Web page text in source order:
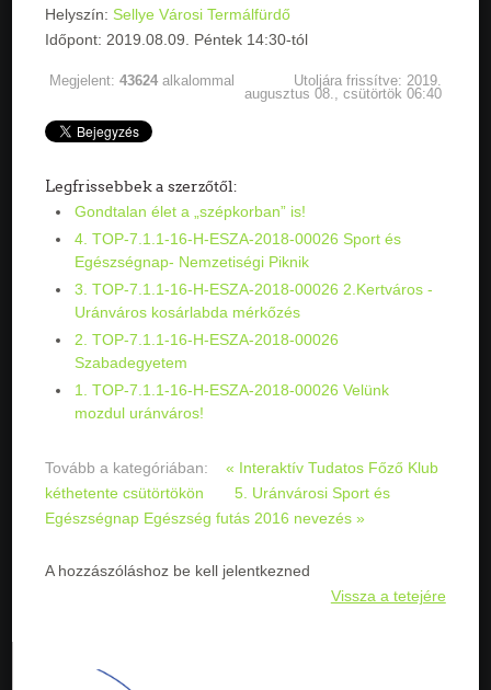
Helyszín: Sellye Városi Termálfürdő
Időpont: 2019.08.09. Péntek 14:30-tól
Megjelent:43624 alkalommal
Utoljára frissítve: 2019.
augusztus 08., csütörtök 06:40
Legfrissebbek a szerzőtől:
Gondtalan élet a „szépkorban” is!
4. TOP-7.1.1-16-H-ESZA-2018-00026 Sport és
Egészségnap- Nemzetiségi Piknik
3. TOP-7.1.1-16-H-ESZA-2018-00026 2.Kertváros -
Uránváros kosárlabda mérkőzés
2. TOP-7.1.1-16-H-ESZA-2018-00026
Szabadegyetem
1. TOP-7.1.1-16-H-ESZA-2018-00026 Velünk
mozdul uránváros!
Tovább a kategóriában:
« Interaktív Tudatos Főző Klub
kéthetente csütörtökön
5. Uránvárosi Sport és
Egészségnap Egészség futás 2016 nevezés »
A hozzászóláshoz be kell jelentkezned
Vissza a tetejére